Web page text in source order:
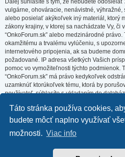
Táto stránka používa cookies,
budete môcť naplno využívať
možnosti. Viac info
Ďalej súhlasíte s tým, že nebudete
vulgárne, ohováracie, nenávistné,
alebo posielať akýkoľvek iný materiál, ktorý
zákony krajiny, v ktorej sa nachádzate Vy, či
“OnkoForum.sk” alebo medzinárodné
okamžitému a trvalému vylúčeniu, s
internetového pripojenia, ak sa budeme
požadované. IP adresa všetkých Vašich
pomoc vo vymožiteľnosti týchto podmienok.
“OnkoForum.sk” má právo kedykoľvek
uzamknúť ktorúkoľvek tému, ktorá by
používateľ, súhlasíte s ukladaním do
vložíte. Hoci táto informácia nebude
strane bez Vášho súhlasu, ani
zodpovednosť za akýkoľvek pokus o
Obsah portálu